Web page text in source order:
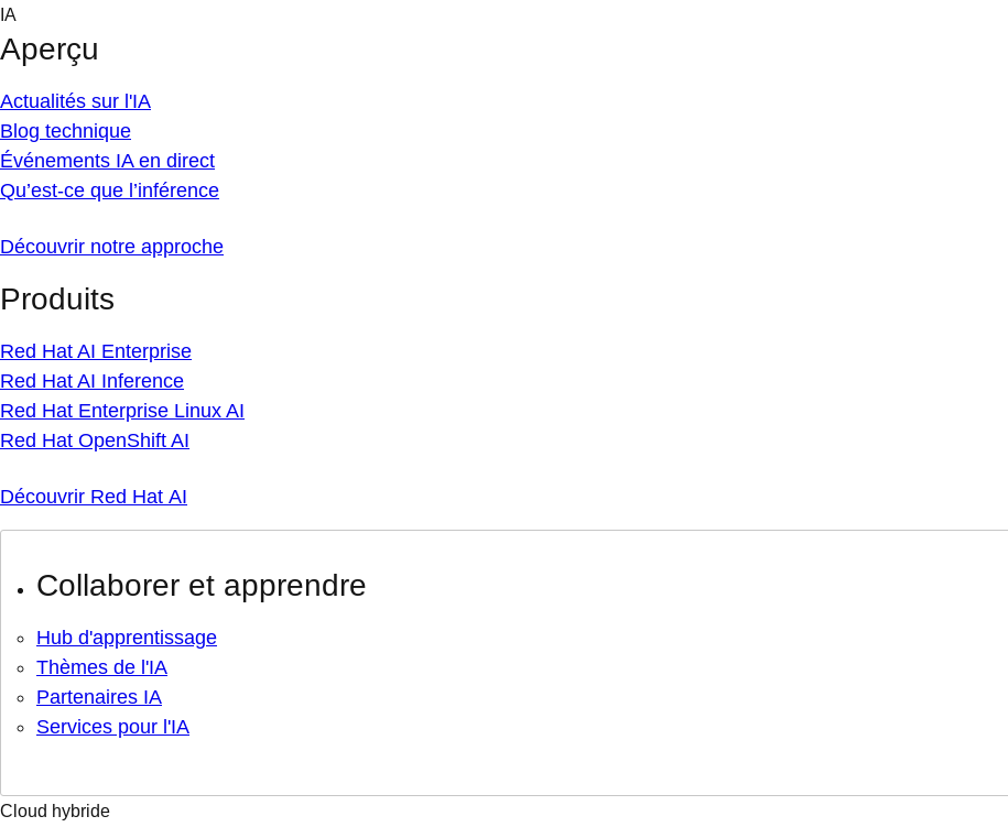
Skip
content
IA
Aperçu
Actualités sur l'IA
Blog technique
Événements IA en direct
Qu’est-ce que l’inférence
Découvrir notre approche
Produits
Red Hat AI Enterprise
Red Hat AI Inference
Red Hat Enterprise Linux AI
Red Hat OpenShift AI
Découvrir Red Hat AI
Collaborer et apprendre
Hub d'apprentissage
Thèmes de l'IA
Partenaires IA
Services pour l'IA
Cloud hybride